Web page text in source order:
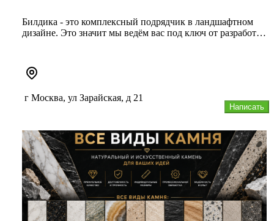
Билдика - это комплексный подрядчик в ландшафтном
дизайне. Это значит мы ведём вас под ключ от разработки
Написать
г Москва, ул Зарайская, д 21